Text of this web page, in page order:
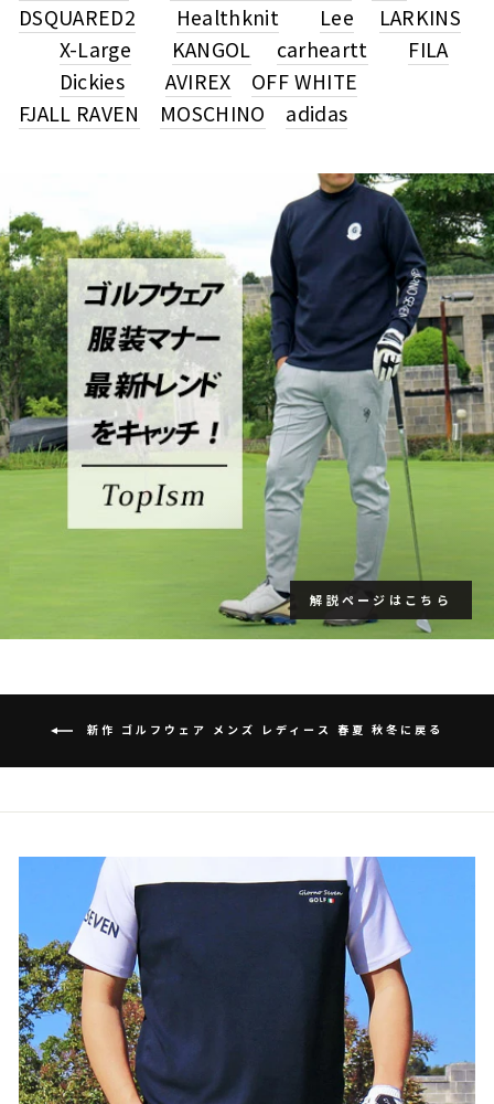
DSQUARED2
Healthknit Lee
LARKINS
X-Large
KANGOL carheartt
FILA
Dickies
AVIREX
OFF WHITE
FJALL RAVEN
MOSCHINO adidas
解説ページはこちら
新作 ゴルフウェア メンズ レディース 春夏 秋冬に戻る